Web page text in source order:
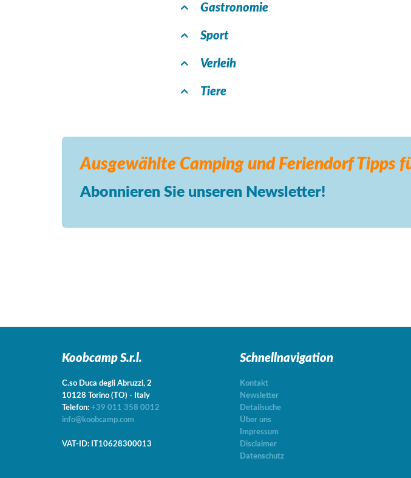
Gastronomie
Sport
Verleih
Tiere
Ausgewählte Camping und FeriendorfTipps
Abonnieren Sie unseren Newsletter!
Koobcamp S.r.l.
C.so Duca degli Abruzzi, 2
10128 Torino (TO) - Italy
Telefon: +39 011 358 0012
info@koobcamp.com
VAT-ID: IT10628300013
Schnellnavigation
Kontakt
Newsletter
Detailsuche
Über uns
Impressum
Disclaimer
Datenschutz